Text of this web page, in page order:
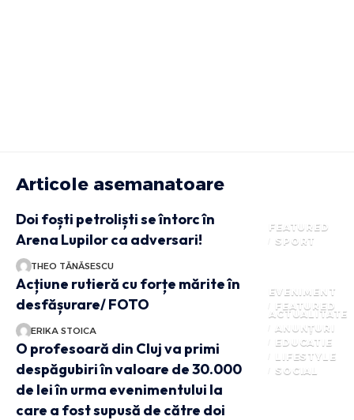
Articole asemanatoare
FEATURED
SPORT
Doi foști petroliști se întorc în
Arena Lupilor ca adversari!
THEO TĂNĂSESCU
EVENIMENT
FEATURED
Acțiune rutieră cu forțe mărite în
desfășurare/ FOTO
ERIKA STOICA
ACTUALITATE
ANUNȚURI
EDUCATIE
LIFESTYLE
SOCIAL
O profesoară din Cluj va primi
despăgubiri în valoare de 30.000
de lei în urma evenimentului la
care a fost supusă de către doi